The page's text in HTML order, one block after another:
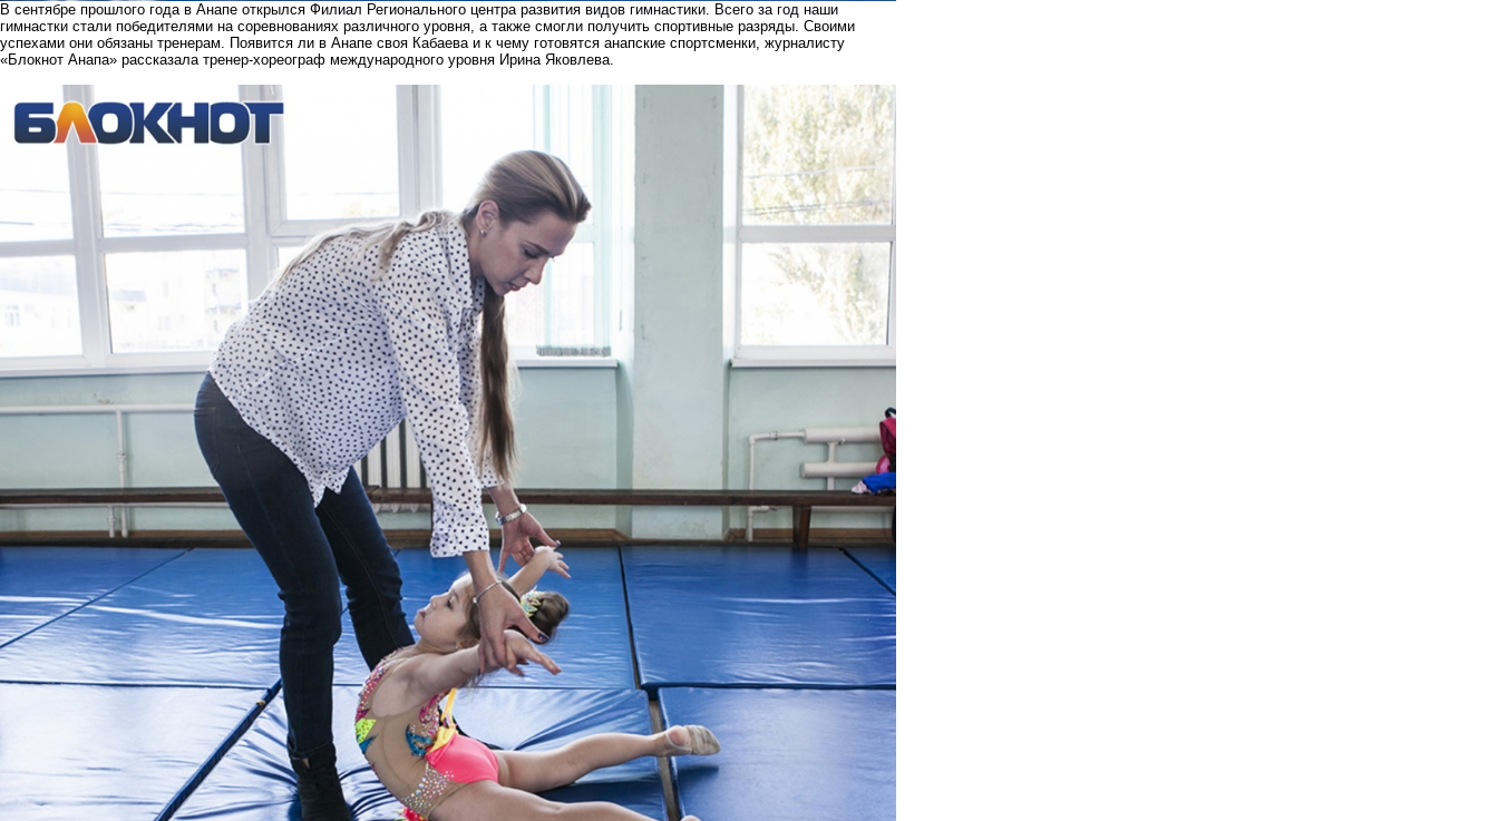
В сентябре прошлого года в Анапе открылся Филиал Регионального центра развития видов гимнастики. Всего за год наши
гимнастки стали победителями на соревнованиях различного уровня, а также смогли получить спортивные разряды. Своими
успехами они обязаны тренерам. Появится ли в Анапе своя Кабаева и к чему готовятся анапские спортсменки, журналисту
«Блокнот Анапа» рассказала тренер-хореограф международного уровня Ирина Яковлева.